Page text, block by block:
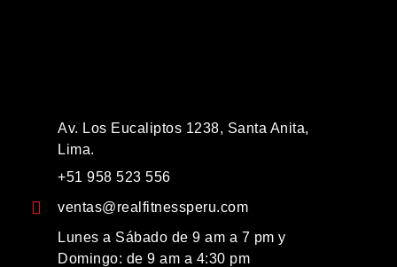
Av. Los Eucaliptos 1238, Santa Anita,
Lima.
+51 958 523 556
ventas@realfitnessperu.com
Lunes a Sábado de 9 am a 7 pm y
Domingo: de 9 am a 4:30 pm